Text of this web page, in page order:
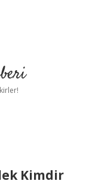
Kimdir